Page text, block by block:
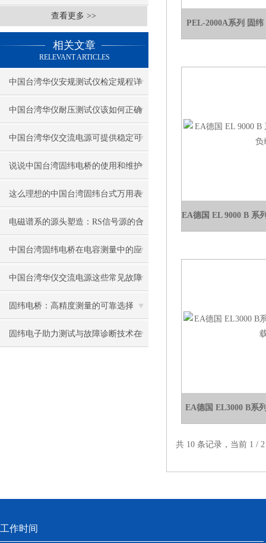
查看更多 >>
相关文章
RELEVANT ARTICLES
中国台湾华仪安规测试仪检定规程详
解
中国台湾华仪耐压测试仪该如何正确
操作和维护？
中国台湾华仪交流电源可提供稳定可
靠的功率输出
说说中国台湾固纬电桥的使用和维护
注意事项
这么理想的中国台湾固纬台式万用表
不想要一个吗？
电磁谱系的源头塑造：RS信号源的合
成机制与跨域激励应用
中国台湾固纬电桥在电容测量中的应
用
中国台湾华仪交流电源这些常见故障
要如何解决
固纬电桥：高精度测量的可靠选择
固纬电子助力测试与故障诊断技术在
PEL-2000A系列 固
EA德国 EL 9000 B 系
EA德国 EL3000 B系
共 10 条记录，当前 1
工作时间